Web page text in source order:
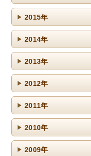
2015年
2014年
2013年
2012年
2011年
2010年
2009年